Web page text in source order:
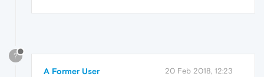
?
A Former User 20 Feb 2018, 12:23